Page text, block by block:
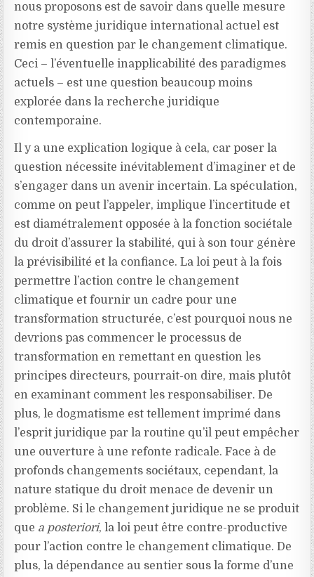
nous proposons est de savoir dans quelle mesure
notre système juridique international actuel est
remis en question par le changement climatique.
Ceci – l’éventuelle inapplicabilité des paradigmes
actuels – est une question beaucoup moins
explorée dans la recherche juridique
contemporaine.
Il y a une explication logique à cela, car poser la
question nécessite inévitablement d’imaginer et de
s’engager dans un avenir incertain. La spéculation,
comme on peut l’appeler, implique l’incertitude et
est diamétralement opposée à la fonction sociétale
du droit d’assurer la stabilité, qui à son tour génère
la prévisibilité et la confiance. La loi peut à la fois
permettre l’action contre le changement
climatique et fournir un cadre pour une
transformation structurée, c’est pourquoi nous ne
devrions pas commencer le processus de
transformation en remettant en question les
principes directeurs, pourrait-on dire, mais plutôt
en examinant comment les responsabiliser. De
plus, le dogmatisme est tellement imprimé dans
l’esprit juridique par la routine qu’il peut empêcher
une ouverture à une refonte radicale. Face à de
profonds changements sociétaux, cependant, la
nature statique du droit menace de devenir un
problème. Si le changement juridique ne se produit
que a posteriori, la loi peut être contre-productive
pour l’action contre le changement climatique. De
plus, la dépendance au sentier sous la forme d’une